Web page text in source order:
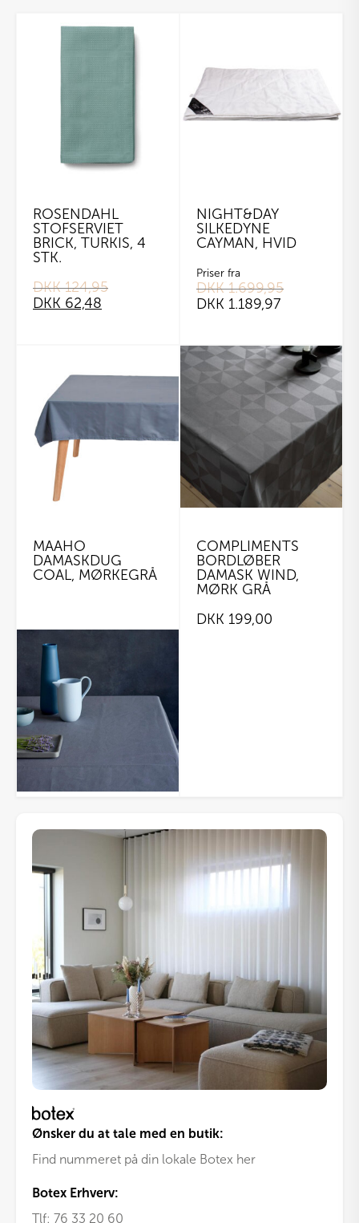
ROSENDAHL
STOFSERVIET
BRICK, TURKIS, 4
STK.
DKK124,95
Original
price
DKK 62,48
Current
price
NIGHT&DAY
SILKEDYNE
CAYMAN, HVID
Priser fra
DKK1.699,95
DKK 1.189,97
Dette
vare
varianter.
Mulighederne
vælges
på
varesiden
MAAHO
DAMASKDUG
COAL, MØRKEGRÅ
COMPLIMENTS
BORDLØBER
DAMASK WIND,
MØRK GRÅ
DKK 199,00
Ønsker du at tale med en butik:
Find nummeret på din lokale Botex her
Botex Erhverv:
Tlf: 76 33 20 60